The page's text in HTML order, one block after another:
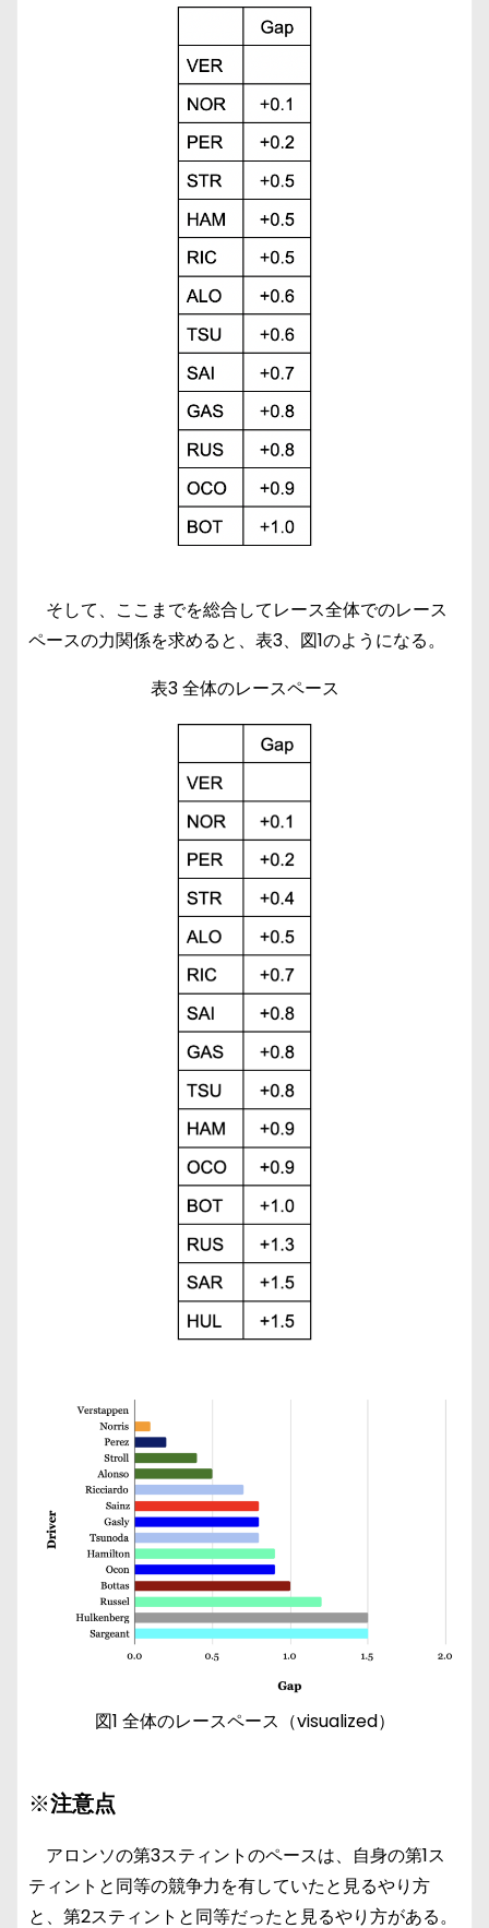
そして、ここまでを総合してレース全体でのレース
ペースの力関係を求めると、表3、図1のようになる。
表3 全体のレースペース
図1 全体のレースペース（visualized）
※注意点
アロンソの第3スティントのペースは、自身の第1ス
ティントと同等の競争力を有していたと見るやり方
と、第2スティントと同等だったと見るやり方がある。